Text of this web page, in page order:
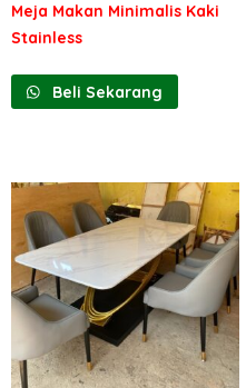
Meja Makan Minimalis Kaki
Stainless
Beli Sekarang